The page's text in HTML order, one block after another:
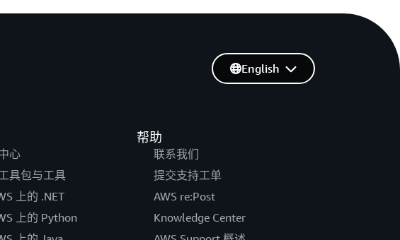
心
具包与工具
上的 .NET
上的 Python
帮助
联系我们
提交支持工单
AWS re:Post
Knowledge Center
English